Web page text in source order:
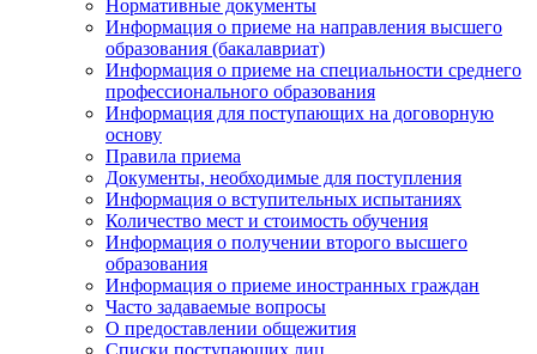
Нормативные документы
Информация о приеме на направления высшего
образования (бакалавриат)
Информация о приеме на специальности среднего
профессионального образования
Информация для поступающих на договорную
основу
Правила приема
Документы, необходимые для поступления
Информация о вступительных испытаниях
Количество мест и стоимость обучения
Информация о получении второго высшего
образования
Информация о приеме иностранных граждан
Часто задаваемые вопросы
О предоставлении общежития
Списки поступающих лиц